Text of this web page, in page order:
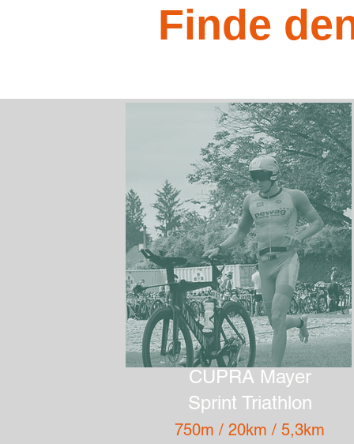
Finde
CUPRA Mayer
Sprint Triathlon
750m / 20km / 5,3km